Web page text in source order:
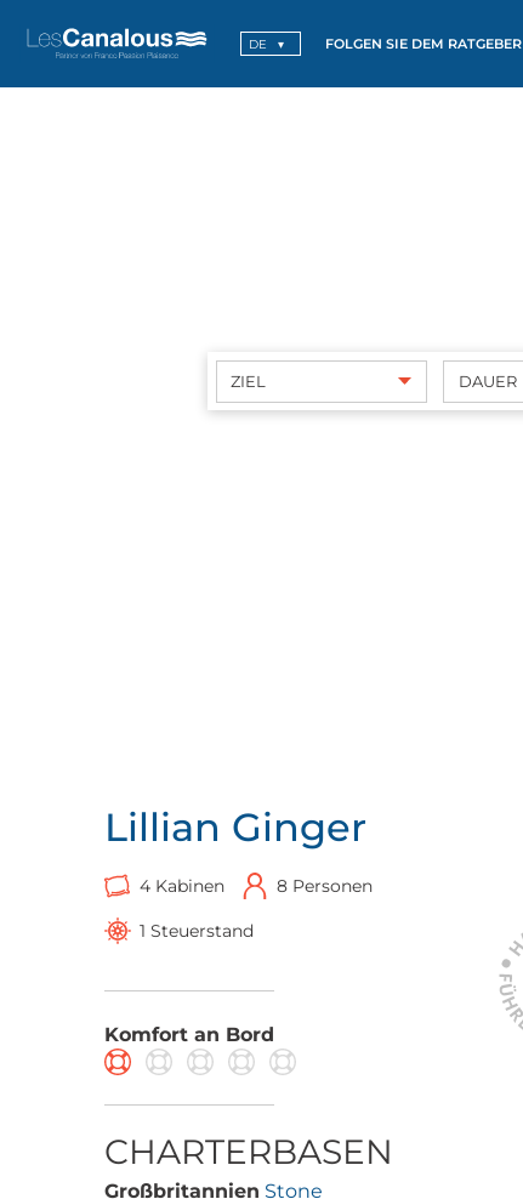
DE FOLGEN SIE DEM RATGEBER
Lillian Ginger
4 Kabinen 8 Personen
1 Steuerstand
Komfort an Bord
CHARTERBASEN
Großbritannien Stone